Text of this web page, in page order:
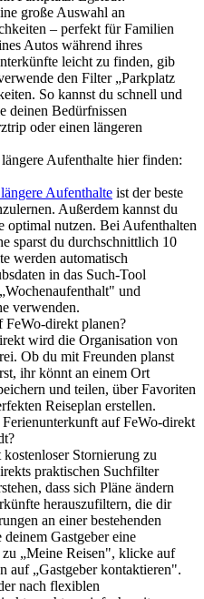
große Auswahl an
– perfekt für Familien
Autos während ihres
leicht zu finden, gib
den Filter „Parkplatz
So kannst du schnell und
deinen Bedürfnissen
oder einen längeren
Aufenthalte hier finden:
Aufenthalte ist der beste
Außerdem kannst du
optimal nutzen. Bei Aufenthalten
sparst du durchschnittlich 10
werden automatisch
in das Such-Tool
und
verwenden.
FeWo-direkt planen?
wird die Organisation von
Ob du mit Freunden planst
ihr könnt an einem Ort
und teilen, über Favoriten
Reiseplan erstellen.
auf FeWo-direkt
Stornierung zu
praktischen Suchfilter
dass sich Pläne ändern
herauszufiltern, die dir
an einer bestehenden
Gastgeber eine
„Meine Reisen", klicke auf
auf „Gastgeber kontaktieren".
nach flexiblen